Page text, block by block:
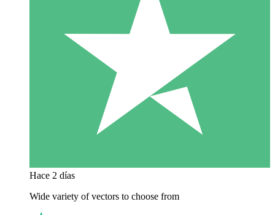
Hace 2 días
Wide variety of vectors to choose from